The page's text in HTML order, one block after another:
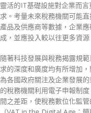
靈活的IT基礎設施對企業而
求。考量未來稅務機關可能
產品及供應商等數據，企業
成，並應投入較以往更多資
隨著科技發展與稅務揭露規
求的深度和廣度均有所增加
為各國政府關注及企業發展
的稅務機關利用電子申報制
間之差距，使稅務數位化監